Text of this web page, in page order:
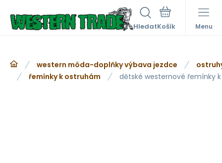
Hledat Menu
western móda-doplňky výbava jezdce
řemínky k ostruhám
dětské westernové řemínky